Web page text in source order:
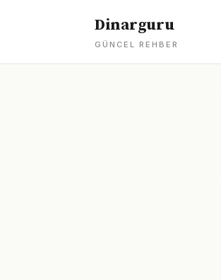
Dinarguru
GÜNCEL REHBER